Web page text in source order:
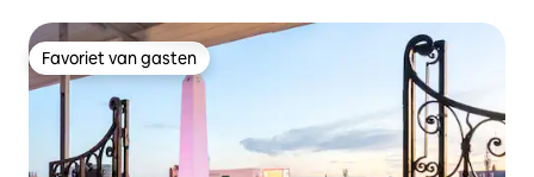
Favoriet van gasten
Favoriet van gasten